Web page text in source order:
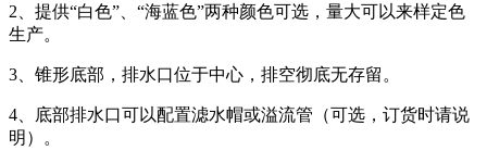
2、提供“白色”、“海蓝色”两种颜色可选，量大可以来样定色
生产。
3、锥形底部，排水口位于中心，排空彻底无存留。
4、底部排水口可以配置滤水帽或溢流管（可选，订货时请说
明）。